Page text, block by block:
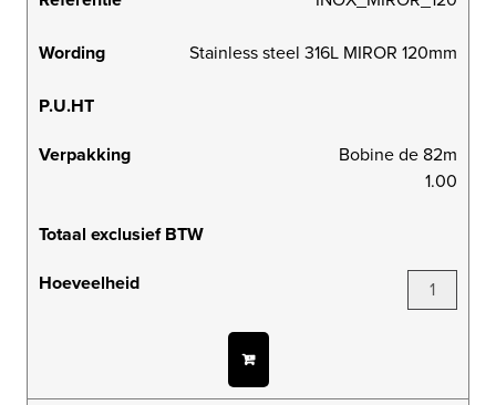
Wording Stainless steel 316L MIROR 120mm
P.U.HT
Verpakking
Bobine de 82m
1.00
Totaal exclusief BTW
Hoeveelheid